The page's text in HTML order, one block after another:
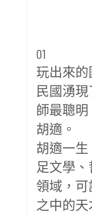
01
玩出來的
民國湧
師最聰
胡適。
胡適一生
足文學
領域，
之中的天